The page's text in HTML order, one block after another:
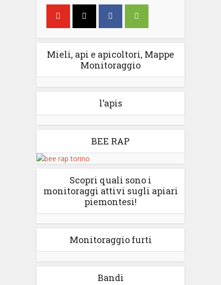
Mieli, api e apicoltori, Mappe
Monitoraggio
l’apis
BEE RAP
Scopri quali sono i
monitoraggi attivi sugli apiari
piemontesi!
Monitoraggio furti
Bandi